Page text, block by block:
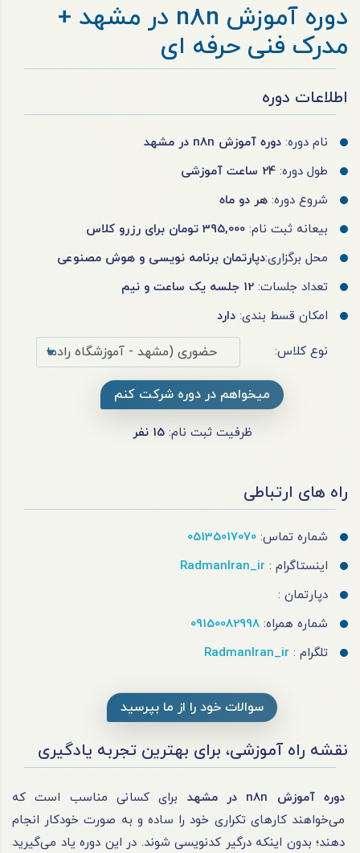
دوره آموزش n8n در مشهد +
مدرک فنی حرفه ای
اطلاعات دوره
نام دوره: دوره آموزش n8n در مشهد
طول دوره: 24 ساعت آموزشی
شروع دوره: هر دو ماه
بیعانه ثبت نام: 395,000 تومان برای رزرو کلاس
محل برگزاری:دپارتمان برنامه نویسی و هوش مصنوعی
تعداد جلسات: 12 جلسه یک ساعت و نیم
امکان قسط بندی: دارد
نوع کلاس:
میخواهم در دوره شرکت کنم
ظرفیت ثبت نام:15 نفر
راه های ارتباطی
شماره تماس: 05135017070
اینستاگرام : RadmanIran_ir
دپارتمان :
شماره همراه: 09150082998
تلگرام : RadmanIran_ir
سوالات خود را از ما بپرسید
نقشه راه آموزشی، برای بهترین تجربه یادگیری
دوره آموزش n8n در مشهد
برای کسانی مناسب است که
می‌خواهند کارهای تکراری خود را ساده و به صورت خودکار انجام
دهند؛ بدون اینکه درگیر کدنویسی شوند. در این دوره یاد می‌گیرید